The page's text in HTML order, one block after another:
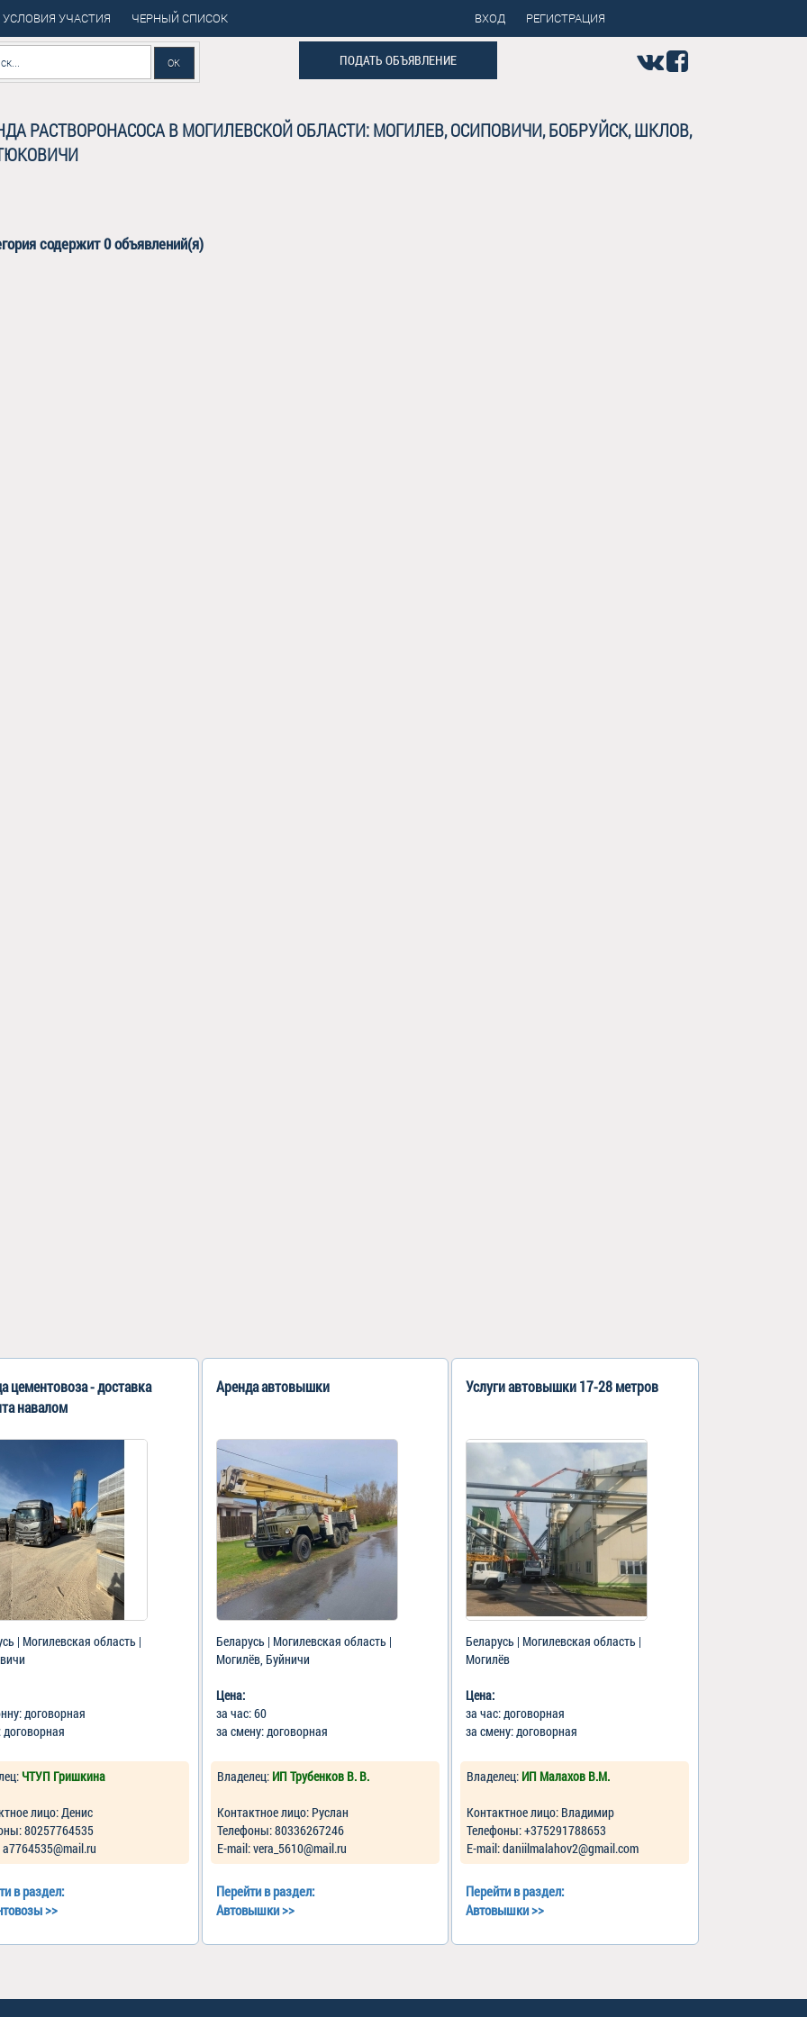
УСЛОВИЯ УЧАСТИЯ ЧЕРНЫЙ СПИСОК ВХОД РЕГИСТРАЦИЯ
ПОДАТЬ ОБЪЯВЛЕНИЕ
РАСТВОРОНАСОСА В МОГИЛЕВСКОЙ ОБЛАСТИ: МОГИЛЕВ, ОСИПОВИЧИ, БОБРУЙСК, ШКЛОВ,
содержит 0 объявлений(я)
цементовоза - доставка
навалом
| Могилевская область |
договорная
договорная
ЧТУП Гришкина
лицо: Денис
80257764535
в раздел:
>>
Аренда автовышки
Беларусь | Могилевская область |
Могилёв, Буйничи
Цена:
за час: 60
за смену: договорная
Владелец: ИП Трубенков В. В.
Контактное лицо: Руслан
Телефоны: 80336267246
Е-mail: vera_5610@mail.ru
Перейти в раздел:
Автовышки>>
Услуги автовышки 17-28 метров
Беларусь | Могилевская область |
Могилёв
Цена:
за час: договорная
за смену: договорная
Владелец: ИП Малахов В.М.
Контактное лицо: Владимир
Телефоны: +375291788653
Е-mail: daniilmalahov2@gmail.com
Перейти в раздел:
Автовышки>>